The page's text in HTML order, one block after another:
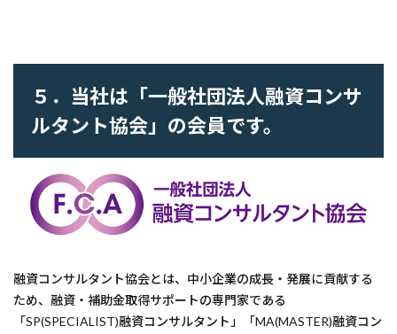
５．当社は「一般社団法人融資コンサ
ルタント協会」の会員です。
融資コンサルタント協会とは、中小企業の成長・発展に貢献する
ため、融資・補助金取得サポートの専門家である
「SP(SPECIALIST)融資コンサルタント」「MA(MASTER)融資コン